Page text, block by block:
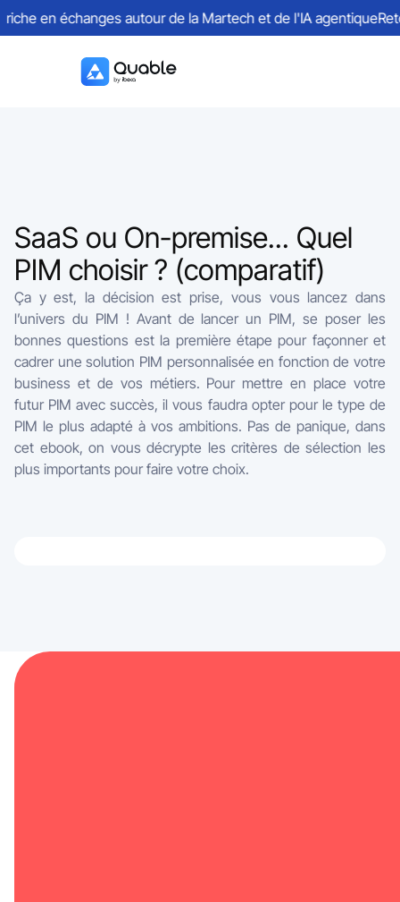
SaaS ou On-premise... Quel
PIM choisir ? (comparatif)
Ça y est, la décision est prise, vous vous lancez dans
l’univers du PIM ! Avant de lancer un PIM, se poser les
bonnes questions est la première étape pour façonner et
cadrer une solution PIM personnalisée en fonction de votre
business et de vos métiers. Pour mettre en place votre
futur PIM avec succès, il vous faudra opter pour le type de
PIM le plus adapté à vos ambitions. Pas de panique, dans
cet ebook, on vous décrypte les critères de sélection les
plus importants pour faire votre choix.
en échanges autour de la Martech et de l'IA agentique